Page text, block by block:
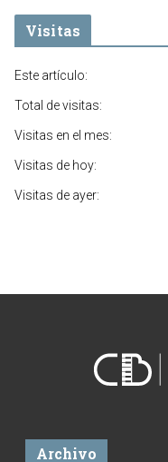
Visitas
Este artículo:
Total de visitas:
Visitas en el mes:
Visitas de hoy:
Visitas de ayer:
Archivo